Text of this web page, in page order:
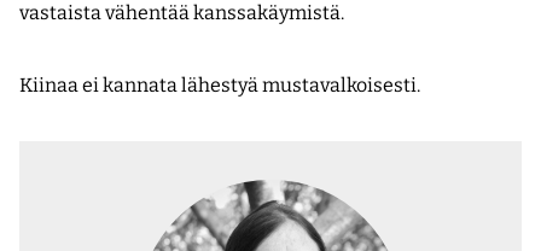
vastaista vähentää kanssakäymistä.
Kiinaa ei kannata lähestyä mustavalkoisesti.